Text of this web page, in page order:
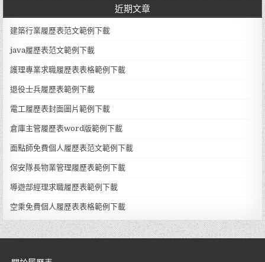
近期文章
建築行業履歷表范文範例下載
java履歷表范文範例下載
護理專業求職履歷表表格範例下載
退役士兵履歷表範例下載
電工履歷表封面圖片範例下載
倉庫主管履歷表word版範例下載
面點師免費個人履歷表范文範例下載
保安隊長物業管理履歷表範例下載
導遊部經理求職履歷表範例下載
空乘免費個人履歷表表格範例下載